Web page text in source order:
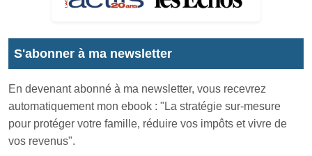
S'abonner à ma newsletter
En devenant abonné à ma newsletter, vous recevrez
automatiquement mon ebook : "La stratégie sur-mesure
pour protéger votre famille, réduire vos impôts et vivre de
vos revenus".